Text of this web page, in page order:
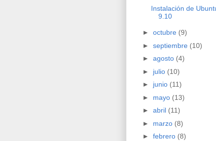
Instalación de
9.10
► octubre (9)
► septiembre (10)
► agosto (4)
► julio (10)
► junio (11)
► mayo (13)
► abril (11)
► marzo (8)
► febrero (8)